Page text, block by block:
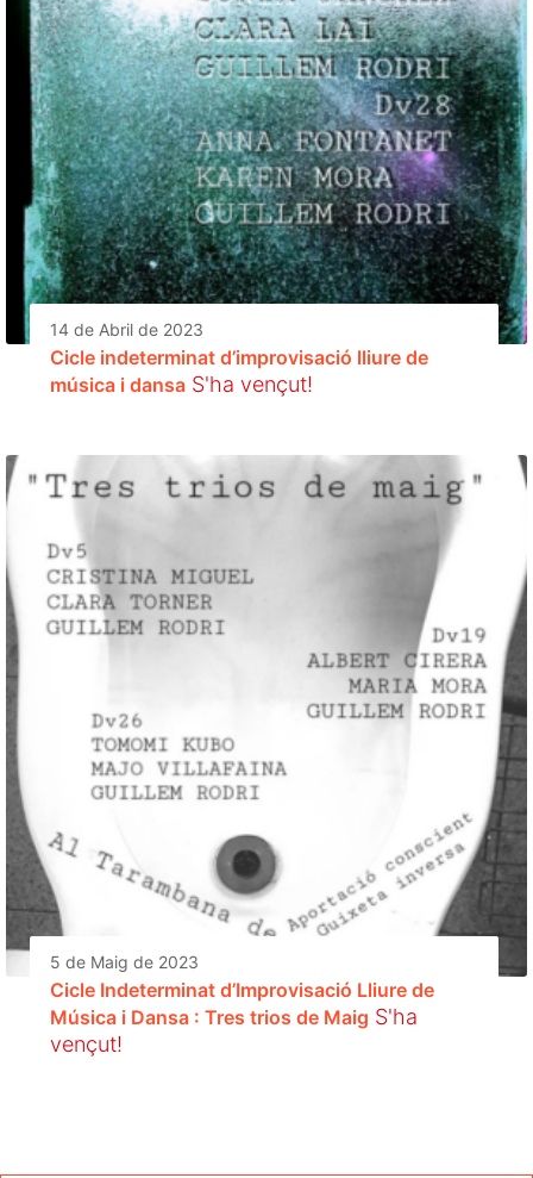
14 de Abril de 2023
Cicle indeterminat d’improvisació lliure de
música i dansa S'ha vençut!
5 de Maig de 2023
Cicle Indeterminat d’Improvisació Lliure de
Música i Dansa : Tres trios de Maig S'ha
vençut!